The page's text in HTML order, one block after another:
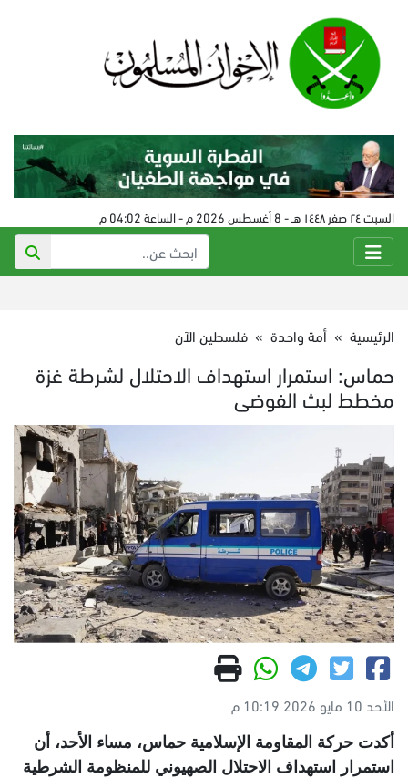
السبت ٢٤ صفر ١٤٤٨ هـ - 8 أغسطس 2026 م - الساعة 04:02 م
الرئيسية » أمة واحدة » فلسطين الآن
حماس: استمرار استهداف الاحتلال لشرطة غزة
مخطط لبث الفوضى
الأحد 10 مايو 2026 10:19 م
أكدت حركة المقاومة الإسلامية حماس، مساء الأحد، أن
استمرار استهداف الاحتلال الصهيوني للمنظومة الشرطية